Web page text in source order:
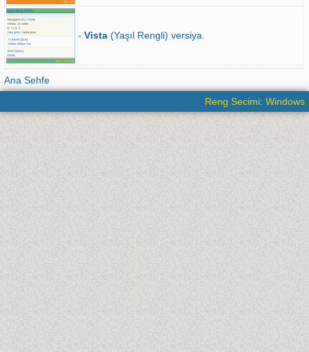
- Vista (Yaşıl Rengli) versiya.
Ana Sehfe
Reng Secimi: Windows